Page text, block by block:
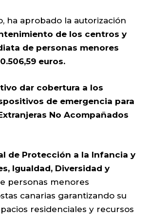
ha aprobado la autorización
de los centros y
de personas menores
euros.
dar cobertura a los
de emergencia para
No Acompañados
de Protección a la Infancia y
Igualdad, Diversidad y
personas menores
canarias garantizando su
residenciales y recursos